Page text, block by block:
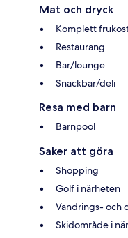
Mat och dryck
Komplett
Restaurang
Bar/lounge
Snackbar/deli
Resa med barn
Barnpool
Saker att göra
Shopping
Golf i närheten
Vandrings- och
Skidområde i